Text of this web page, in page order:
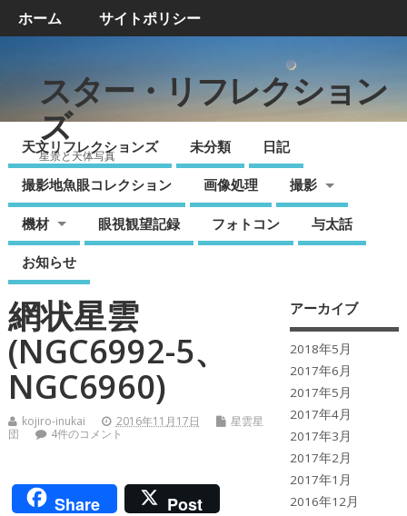
ホーム サイトポリシー
スター・リフレクション
ズ
星景と天体写真
天文リフレクションズ 未分類 日記
撮影地魚眼コレクション 画像処理 撮影
機材 眼視観望記録 フォトコン 与太話
お知らせ
網状星雲
(NGC6992-5、
NGC6960)
kojiro-inukai 2016年11月17日
星雲星
団
4件のコメント
Share Post
アーカイブ
2018年5月
2017年6月
2017年5月
2017年4月
2017年3月
2017年2月
2017年1月
2016年12月